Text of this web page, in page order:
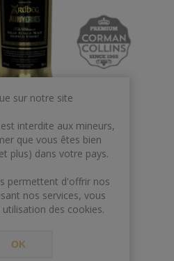
COLLECTOR*
sur notre site
interdite aux mineurs,
que vous êtes bien
plus) dans votre pays.
permettent d'offrir nos
nos services, vous
des cookies.
OK